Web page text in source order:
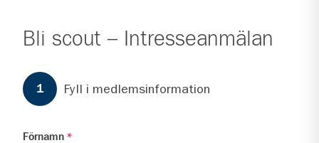
Bli scout – Intresseanmälan
Formuläret har steg.
1 Steg1
Fyll i medlemsinformation
Förnamn *